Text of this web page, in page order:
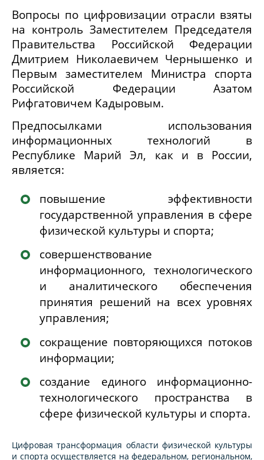
Вопросы по цифровизации отрасли взяты
на контроль Заместителем Председателя
Правительства Российской Федерации
Дмитрием Николаевичем Чернышенко и
Первым заместителем Министра спорта
Российской Федерации Азатом
Рифгатовичем Кадыровым.
Предпосылками использования
информационных технологий в
Республике Марий Эл, как и в России,
является:
повышение эффективности
государственной управления в сфере
физической культуры и спорта;
совершенствование
информационного, технологического
и аналитического обеспечения
принятия решений на всех уровнях
управления;
сокращение повторяющихся потоков
информации;
создание единого информационно-
технологического пространства в
сфере физической культуры и спорта.
Цифровая трансформация области физической культуры
и спорта осуществляется на федеральном, региональном,